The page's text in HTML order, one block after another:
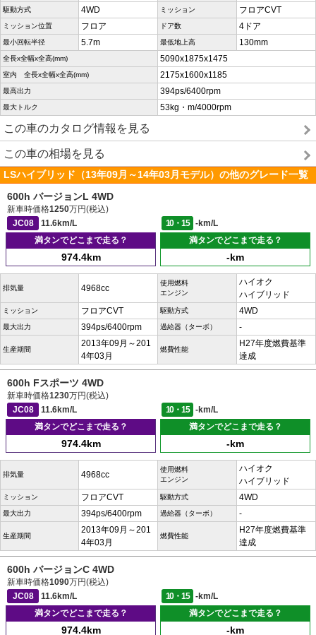
駆動方式 4WD ミッション フロアCVT
ミッション位置 フロア ドア数 4ドア
最小回転半径 5.7m 最低地上高 130mm
全長x全幅x全高(mm) 5090x1875x1475
室内 全長x全幅x全高(mm) 2175x1600x1185
最高出力 394ps/6400rpm
最大トルク 53kg・m/4000rpm
この車のカタログ情報を見る
この車の相場を見る
LSハイブリッド（13年09月～14年03月モデル）の他のグレード一覧
600h バージョンL 4WD
新車時価格1250万円(税込)
JC08
11.6km/L 10・15
-km/L
満タンでどこまで走る？
974.4km
満タンでどこまで走る？
-km
排気量 4968cc
使用燃料
エンジン
ハイオク
ハイブリッド
ミッション フロアCVT 駆動方式 4WD
最大出力 394ps/6400rpm 過給器（ターボ） -
生産期間
2013年09月～201
4年03月
燃費性能
H27年度燃費基準
達成
600h Fスポーツ 4WD
新車時価格1230万円(税込)
JC08
11.6km/L 10・15
-km/L
満タンでどこまで走る？
974.4km
満タンでどこまで走る？
-km
排気量 4968cc
使用燃料
エンジン
ハイオク
ハイブリッド
ミッション フロアCVT 駆動方式 4WD
最大出力 394ps/6400rpm 過給器（ターボ） -
生産期間
2013年09月～201
4年03月
燃費性能
H27年度燃費基準
達成
600h バージョンC 4WD
新車時価格1090万円(税込)
JC08
11.6km/L 10・15
-km/L
満タンでどこまで走る？
974.4km
満タンでどこまで走る？
-km